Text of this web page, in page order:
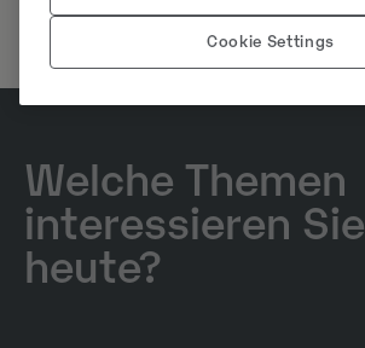
Welche Themen
interessieren Sie
heute?
Cookie Settings